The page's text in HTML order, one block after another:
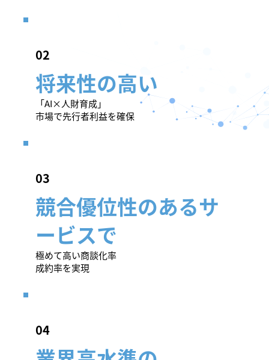
​02
将来性の高い
「AI×人財育成」
市場で先行者利益を確保
​03
競合優位性のあるサ
ービスで
極めて高い商談化率
成約率を実現
​04